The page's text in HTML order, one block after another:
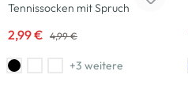
Tennissocken mit Spruch
2,99 € 4,99 €
+3 weitere